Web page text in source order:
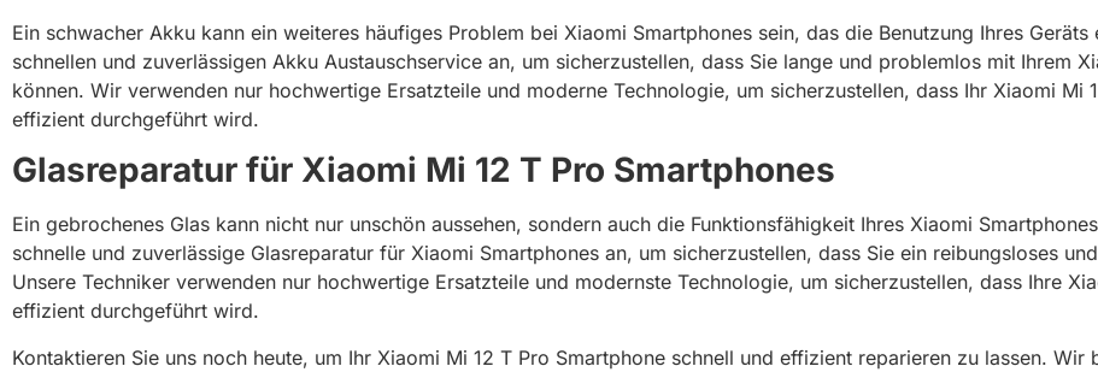
Ein schwacher Akku kann ein weiteres häufiges Problem bei Xiaomi Smartphones sein, das die Benutzung Ihres
schnellen und zuverlässigen Akku Austauschservice an, um sicherzustellen, dass Sie lange und problemlos mit Ihrem
können. Wir verwenden nur hochwertige Ersatzteile und moderne Technologie, um sicherzustellen, dass Ihr Xiaomi Mi
effizient durchgeführt wird.
Glasreparatur für Xiaomi Mi 12 T Pro Smartphones
Ein gebrochenes Glas kann nicht nur unschön aussehen, sondern auch die Funktionsfähigkeit Ihres Xiaomi
schnelle und zuverlässige Glasreparatur für Xiaomi Smartphones an, um sicherzustellen, dass Sie ein reibungsloses
Unsere Techniker verwenden nur hochwertige Ersatzteile und modernste Technologie, um sicherzustellen, dass Ihre
effizient durchgeführt wird.
Kontaktieren Sie uns noch heute, um Ihr Xiaomi Mi 12 T Pro Smartphone schnell und effizient reparieren zu lassen.